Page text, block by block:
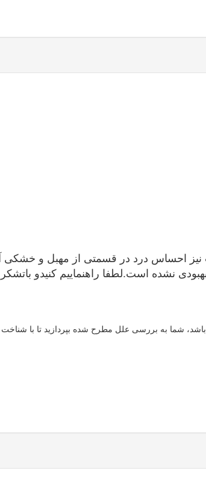
نیز احساس درد در قسمتی از مهبل و
نشده است.لطفا راهنماییم کنیدو